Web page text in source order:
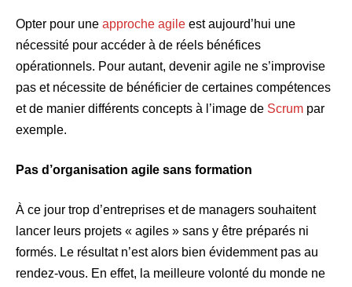
Opter pour une approche agile est aujourd’hui une
nécessité pour accéder à de réels bénéfices
opérationnels. Pour autant, devenir agile ne s’improvise
pas et nécessite de bénéficier de certaines compétences
et de manier différents concepts à l’image de Scrum par
exemple.
Pas d’organisation agile sans formation
À ce jour trop d’entreprises et de managers souhaitent
lancer leurs projets « agiles » sans y être préparés ni
formés. Le résultat n’est alors bien évidemment pas au
rendez-vous. En effet, la meilleure volonté du monde ne